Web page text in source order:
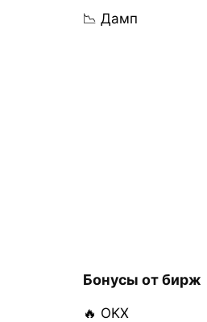
📉 Дамп
Бонусы от бирж
🔥 OKX